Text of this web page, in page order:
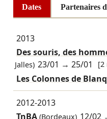
Dates Partenaires
2013
Des souris, des
Jalles) 23/01 →25/01 [2
Les Colonnes de
2012-2013
TnBA(Bordeaux) 12/02